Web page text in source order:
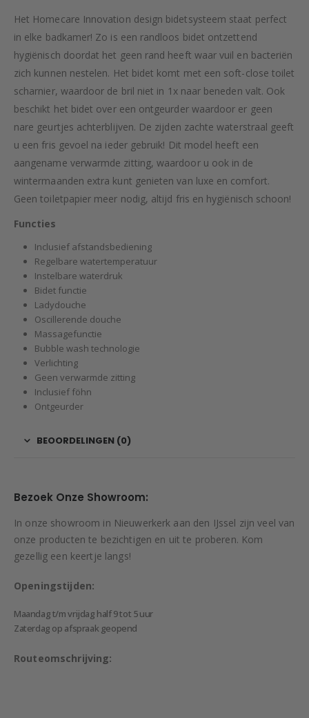
Het Homecare Innovation design bidetsysteem staat perfect
in elke badkamer! Zo is een randloos bidet ontzettend
hygiënisch doordat het geen rand heeft waar vuil en bacteriën
zich kunnen nestelen. Het bidet komt met een soft-close toilet
scharnier, waardoor de bril niet in 1x naar beneden valt. Ook
beschikt het bidet over een ontgeurder waardoor er geen
nare geurtjes achterblijven. De zijden zachte waterstraal geeft
u een fris gevoel na ieder gebruik! Dit model heeft een
aangename verwarmde zitting, waardoor u ook in de
wintermaanden extra kunt genieten van luxe en comfort.
Geen toiletpapier meer nodig, altijd fris en hygiënisch schoon!
Functies
Inclusief afstandsbediening
Regelbare watertemperatuur
Instelbare waterdruk
Bidet functie
Ladydouche
Oscillerende douche
Massagefunctie
Bubble wash technologie
Verlichting
Geen verwarmde zitting
Inclusief föhn
Ontgeurder
BEOORDELINGEN (0)
Bezoek Onze Showroom:
In onze showroom in Nieuwerkerk aan den IJssel zijn veel van
onze producten te bezichtigen en uit te proberen. Kom
gezellig een keertje langs!
Openingstijden:
Maandag t/m vrijdag half 9 tot 5 uur
Zaterdag op afspraak geopend
Routeomschrijving: